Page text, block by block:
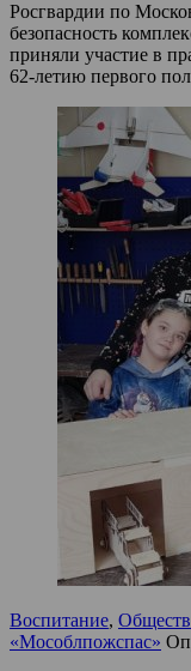
Росгвардии по
безопасность
приняли участие в
62-летию первого
Воспитание,
«Мособлпожспас»